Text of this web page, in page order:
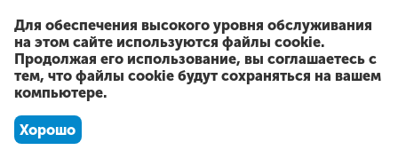
Для обеспечения высокого уровня обслуживания
на этом сайте используются файлы cookie.
Продолжая его использование, вы соглашаетесь с
тем, что файлы cookie будут сохраняться на вашем
компьютере.
Хорошо